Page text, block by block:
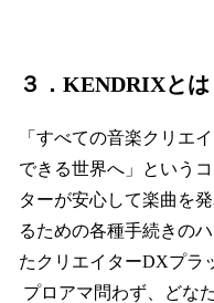
３．KENDRIXとは
「すべての音楽クリエ
できる世界へ」という
ターが安心して楽曲を
るための各種手続きの
たクリエイターDXプラ
プロアマ問わず、どな